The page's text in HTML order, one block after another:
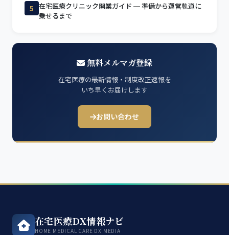
5 在宅医療クリニック開業ガイド ─ 準備から運営軌道に
乗せるまで
無料メルマガ登録
在宅医療の最新情報・制度改正速報を
いち早くお届けします
お問い合わせ
在宅医療DX情報ナビ
HOME MEDICAL CARE DX MEDIA